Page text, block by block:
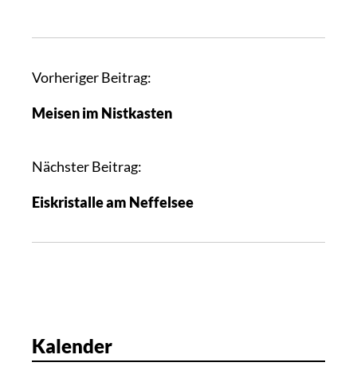
B
i
r
g
n
a
Vorheriger Beitrag:
Meisen im Nistkasten
Nächster Beitrag:
Eiskristalle am Neffelsee
Kalender